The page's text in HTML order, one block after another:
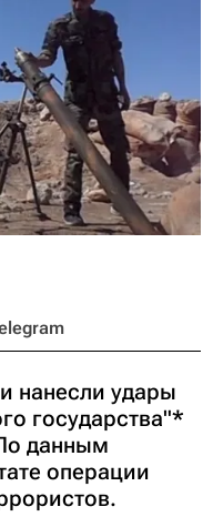
нанесли удары
государства"*
данным
операции